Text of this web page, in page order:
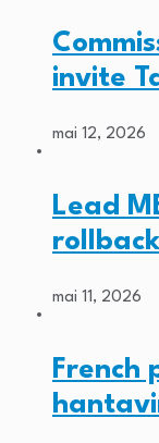
invite
mai 12, 2026
Lead
mai 11, 2026
French